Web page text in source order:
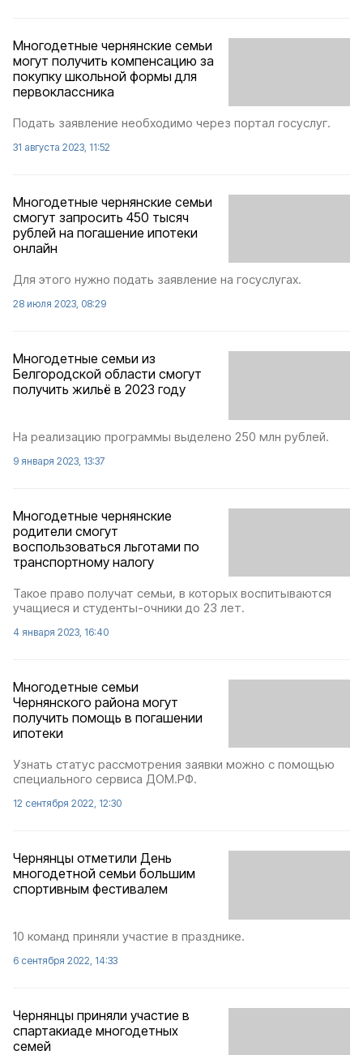
Многодетные чернянские семьи
могут получить компенсацию за
покупку школьной формы для
первоклассника
Подать заявление необходимо через портал госуслуг.
31 августа 2023, 11:52
Многодетные чернянские семьи
смогут запросить 450 тысяч
рублей на погашение ипотеки
онлайн
Для этого нужно подать заявление на госуслугах.
28 июля 2023, 08:29
Многодетные семьи из
Белгородской области смогут
получить жильё в 2023 году
На реализацию программы выделено 250 млн рублей.
9 января 2023, 13:37
Многодетные чернянские
родители смогут
воспользоваться льготами по
транспортному налогу
Такое право получат семьи, в которых воспитываются
учащиеся и студенты-очники до 23 лет.
4 января 2023, 16:40
Многодетные семьи
Чернянского района могут
получить помощь в погашении
ипотеки
Узнать статус рассмотрения заявки можно с помощью
специального сервиса ДОМ.РФ.
12 сентября 2022, 12:30
Чернянцы отметили День
многодетной семьи большим
спортивным фестивалем
10 команд приняли участие в празднике.
6 сентября 2022, 14:33
Чернянцы приняли участие в
спартакиаде многодетных
семей